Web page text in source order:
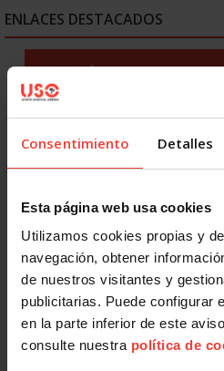
Consentimiento Detalles
Esta página web usa cookies
Utilizamos cookies propias y
navegación, obtener
de nuestros visitantes y
publicitarias. Puede configurar
en la parte inferior de este
consulte nuestra política de
ENLACES DESTACADOS